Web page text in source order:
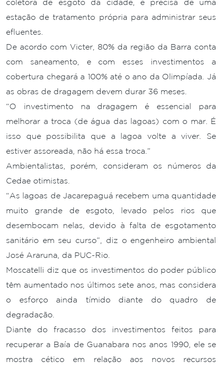
coletora de esgoto da cidade, e precisa de uma
estação de tratamento própria para administrar seus
efluentes.
De acordo com Victer, 80% da região da Barra conta
com saneamento, e com esses investimentos a
cobertura chegará a 100% até o ano da Olimpíada. Já
as obras de dragagem devem durar 36 meses.
“O investimento na dragagem é essencial para
melhorar a troca (de água das lagoas) com o mar. É
isso que possibilita que a lagoa volte a viver. Se
estiver assoreada, não há essa troca.”
Ambientalistas, porém, consideram os números da
Cedae otimistas.
“As lagoas de Jacarepaguá recebem uma quantidade
muito grande de esgoto, levado pelos rios que
desembocam nelas, devido à falta de esgotamento
sanitário em seu curso”, diz o engenheiro ambiental
José Araruna, da PUC-Rio.
Moscatelli diz que os investimentos do poder público
têm aumentado nos últimos sete anos, mas considera
o esforço ainda tímido diante do quadro de
degradação.
Diante do fracasso dos investimentos feitos para
recuperar a Baía de Guanabara nos anos 1990, ele se
mostra cético em relação aos novos recursos